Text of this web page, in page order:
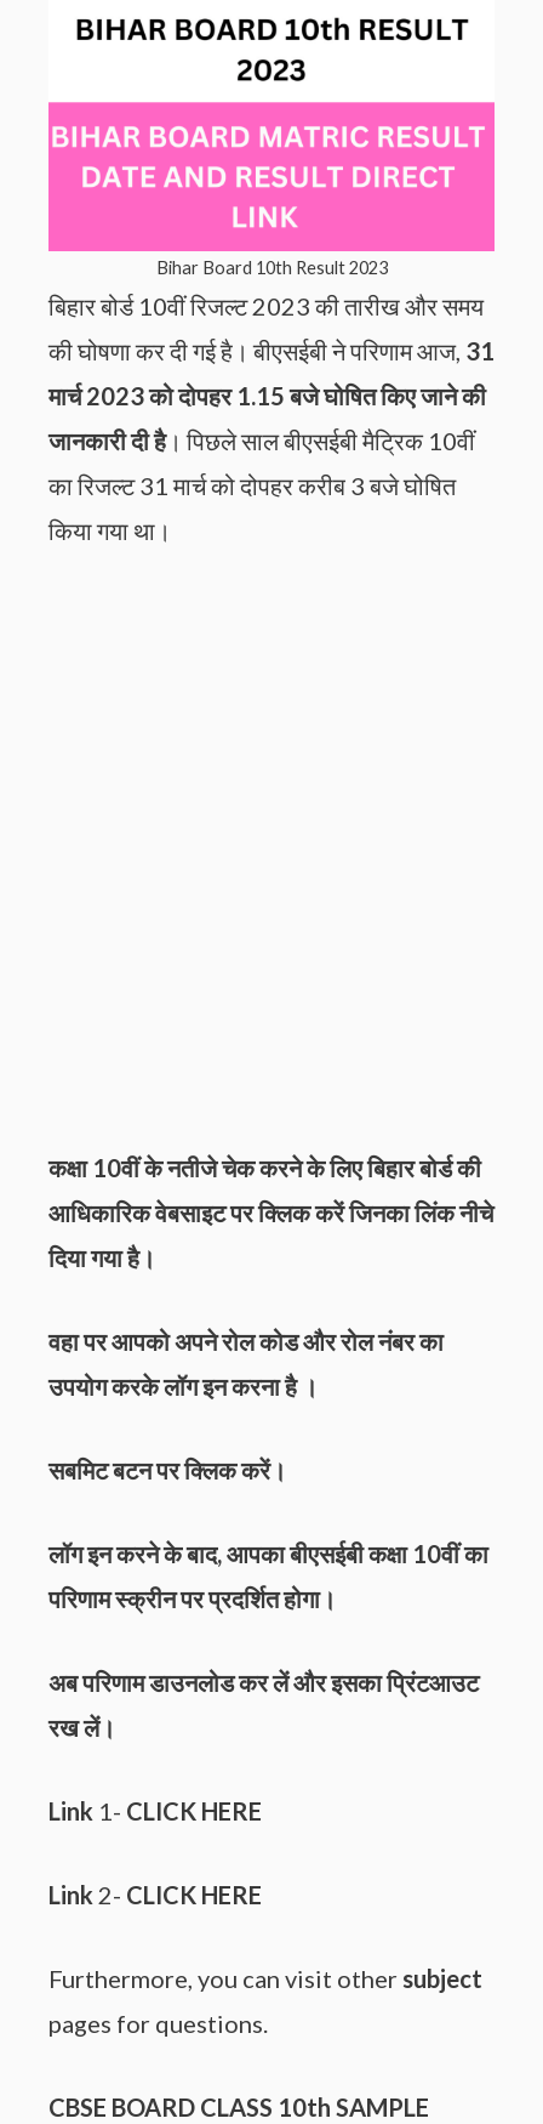
Bihar Board 10th Result 2023
बिहार बोर्ड 10वीं रिजल्ट 2023 की तारीख और समय
की घोषणा कर दी गई है। बीएसईबी ने परिणाम आज, 31
मार्च 2023 को दोपहर 1.15 बजे घोषित किए जाने की
जानकारी दी है। पिछले साल बीएसईबी मैट्रिक 10वीं
का रिजल्ट 31 मार्च को दोपहर करीब 3 बजे घोषित
किया गया था।
कक्षा 10वीं के नतीजे चेक करने के लिए बिहार बोर्ड की
आधिकारिक वेबसाइट पर क्लिक करें जिनका लिंक नीचे
दिया गया है।
वहा पर आपको अपने रोल कोड और रोल नंबर का
उपयोग करके लॉग इन करना है ।
सबमिट बटन पर क्लिक करें।
लॉग इन करने के बाद, आपका बीएसईबी कक्षा 10वीं का
परिणाम स्क्रीन पर प्रदर्शित होगा।
अब परिणाम डाउनलोड कर लें और इसका प्रिंटआउट
रख लें।
Link 1- CLICK HERE
Link 2- CLICK HERE
Furthermore, you can visit other subject
pages for questions.
CBSE BOARD CLASS 10th SAMPLE